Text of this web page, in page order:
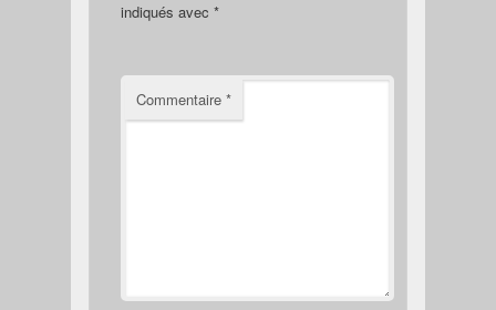
indiqués avec *
Commentaire *